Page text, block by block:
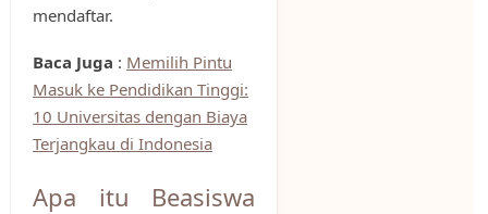
mendaftar.
Baca Juga : Memilih Pintu
Masuk ke Pendidikan Tinggi:
10 Universitas dengan Biaya
Terjangkau di Indonesia
Apa itu Beasiswa